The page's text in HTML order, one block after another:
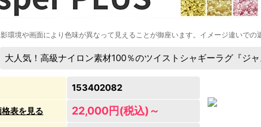
環境や画面により色味が異なって見えることが御座います。イメージ違いでの
大人気！高級ナイロン素材100％のツイストシャギーラグ『ジ
153402082
格表を見る 22,000円(税込)～